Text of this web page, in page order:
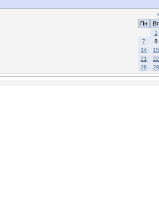
Пн
Вт
1
7
8
14
15
21
22
28
29